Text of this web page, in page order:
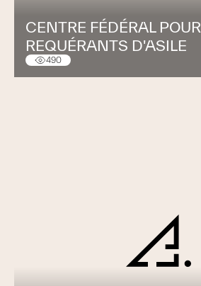
CENTRE FÉDÉRAL POUR
REQUÉRANTS D'ASILE
490